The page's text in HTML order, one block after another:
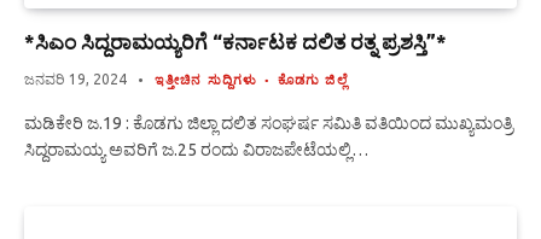
*ಸಿಎಂ ಸಿದ್ದರಾಮಯ್ಯರಿಗೆ “ಕರ್ನಾಟಕ ದಲಿತ ರತ್ನ ಪ್ರಶಸ್ತಿ”*
ಜನವರಿ 19, 2024 ಇತ್ತೀಚಿನ ಸುದ್ದಿಗಳು ಕೊಡಗು ಜಿಲ್ಲೆ
ಮಡಿಕೇರಿ ಜ.19 : ಕೊಡಗು ಜಿಲ್ಲಾ ದಲಿತ ಸಂಘರ್ಷ ಸಮಿತಿ ವತಿಯಿಂದ ಮುಖ್ಯಮಂತ್ರಿ
ಸಿದ್ದರಾಮಯ್ಯ ಅವರಿಗೆ ಜ.25 ರಂದು ವಿರಾಜಪೇಟೆಯಲ್ಲಿ…